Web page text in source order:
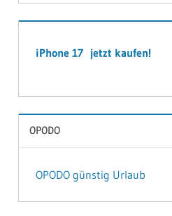
iPhone 17 jetzt kaufen!
OPODO
OPODO günstig Urlaub